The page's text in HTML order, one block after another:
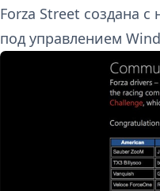
Forza Street создана
под управлением